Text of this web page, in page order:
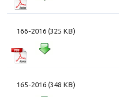
166-2016 (325 KB)
165-2016 (348 KB)